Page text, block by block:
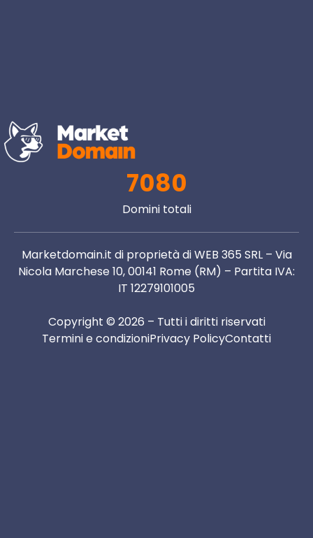
7080
Domini totali
Marketdomain.it di proprietà di WEB 365 SRL – Via
Nicola Marchese 10, 00141 Rome (RM) – Partita IVA:
IT 12279101005
Copyright © 2026 – Tutti i diritti riservati
Termini e condizioniPrivacy PolicyContatti